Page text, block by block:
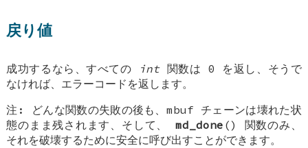
戻り値
成功するなら、すべての int関数は 0 を返し、そうで
なければ、エラーコードを返します。
注 : どんな関数の失敗の後も、mbuf チェーンは壊れた状
態のまま残されます、そして、 md_done () 関数のみ、
それを破壊するために安全に呼び出すことができます。